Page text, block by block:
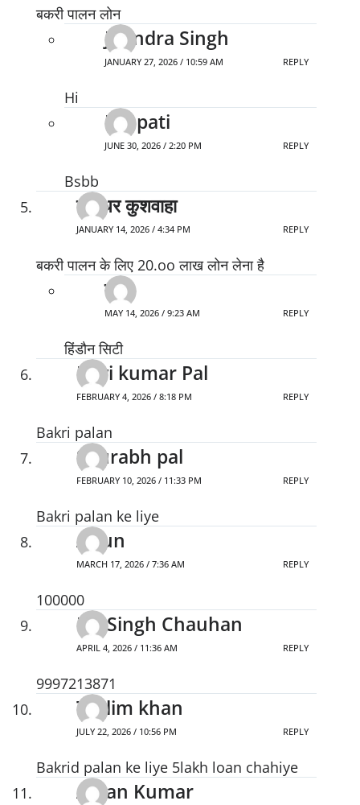
बकरी पालन लोन
Jitendra Singh
JANUARY 27, 2026 / 10:59 AM REPLY
Hi
Raj pati
JUNE 30, 2026 / 2:20 PM REPLY
Bsbb
बंशीधर कुशवाहा
JANUARY 14, 2026 / 4:34 PM REPLY
बकरी पालन के लिए 20.oo लाख लोन लेना है
मोनू
MAY 14, 2026 / 9:23 AM REPLY
हिंडौन सिटी
Ravi kumar Pal
FEBRUARY 4, 2026 / 8:18 PM REPLY
Bakri palan
Sourabh pal
FEBRUARY 10, 2026 / 11:33 PM REPLY
Bakri palan ke liye
Arjun
MARCH 17, 2026 / 7:36 AM REPLY
100000
L,S Singh Chauhan
APRIL 4, 2026 / 11:36 AM REPLY
9997213871
Taslim khan
JULY 22, 2026 / 10:56 PM REPLY
Bakrid palan ke liye 5lakh loan chahiye
Aman Kumar